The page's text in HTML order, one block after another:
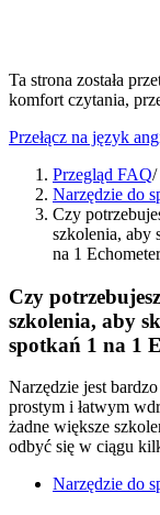
Ta strona została
komfort czytania,
Przełącz na język
Przegląd FAQ/
Narzędzie do
Czy
szkolenia, aby
na 1
Czy
szkolenia, aby
spotkań 1 na 1
Narzędzie jest
prostym i łatwym
żadne większe
odbyć się w ciągu
Narzędzie do